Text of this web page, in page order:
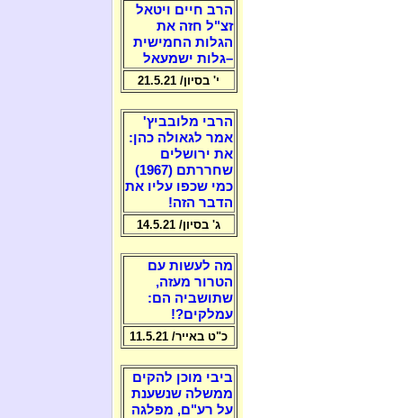
הרב חיים ויטאל
זצ"ל חזה את
הגלות החמישית
–גלות ישמעאל
י' בסיון/ 21.5.21
הרבי מלובביץ'
אמר לגאולה כהן:
את ירושלים
שחררתם (1967)
כמי שכפו עליו את
הדבר הזה!
ג' בסיון/ 14.5.21
מה לעשות עם
הטרור מעזה,
שתושביה הם:
עמלקים?!
כ"ט באייר/ 11.5.21
ביבי מוכן להקים
ממשלה שנשענת
על רע"ם, מפלגה